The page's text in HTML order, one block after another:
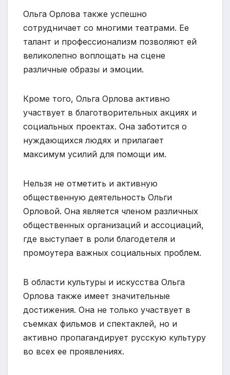
Ольга Орлова также успешно
сотрудничает со многими театрами. Ее
талант и профессионализм позволяют ей
великолепно воплощать на сцене
различные образы и эмоции.
Кроме того, Ольга Орлова активно
участвует в благотворительных акциях и
социальных проектах. Она заботится о
нуждающихся людях и прилагает
максимум усилий для помощи им.
Нельзя не отметить и активную
общественную деятельность Ольги
Орловой. Она является членом различных
общественных организаций и ассоциаций,
где выступает в роли благодетеля и
промоутера важных социальных проблем.
В области культуры и искусства Ольга
Орлова также имеет значительные
достижения. Она не только участвует в
съемках фильмов и спектаклей, но и
активно пропагандирует русскую культуру
во всех ее проявлениях.